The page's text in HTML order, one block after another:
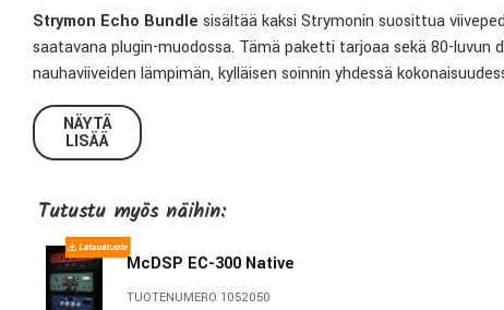
Strymon Echo Bundle sisältää kaksi Strymonin suosittua
saatavana plugin-muodossa. Tämä paketti tarjoaa sekä 80-
nauhaviiveiden lämpimän, kylläisen soinnin yhdessä
viivekarakterin, josta Strymon on tunnettu pedaalipuolella.
Järjestelmävaatimukset
Käyttöjärjestelmä:macOS Monterey 12.7 tai uudempi
Suoritin:Intel® Core™ i5 tai Apple M1
Muisti:
8 Gt RAM
Yhteensopivuus:AAX, AU tai VST3 -yhteensopiva plugin-isäntä
NÄYTÄ
LISÄÄ
Tutustu myös näihin:
McDSP EC-300 Native
TUOTENUMERO 1052050